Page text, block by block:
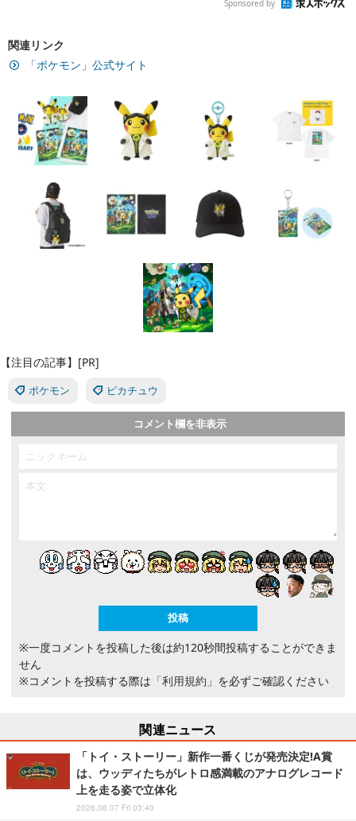
Sponsored by
関連リンク
「ポケモン」公式サイト
【注目の記事】[PR]
ポケモン ピカチュウ
コメント欄を非表示
※一度コメントを投稿した後は約120秒間投稿することができま
せん
※コメントを投稿する際は 「利用規約」 を必ずご確認ください
関連ニュース
「トイ・ストーリー」新作一番くじが発売決定!A賞
は、ウッディたちがレトロ感満載のアナログレコード
上を走る姿で立体化
2026.08.07 Fri 03:40